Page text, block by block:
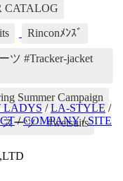
CATALOG
Rinconﾒﾝｽﾞ
ツ #Tracker-jacket
Summer Campaign
スーツ #wetsuits
LADYS /LA-STYLE /
/COMPANY/SITE